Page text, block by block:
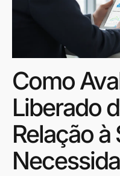
Como
Liberado
Relação à